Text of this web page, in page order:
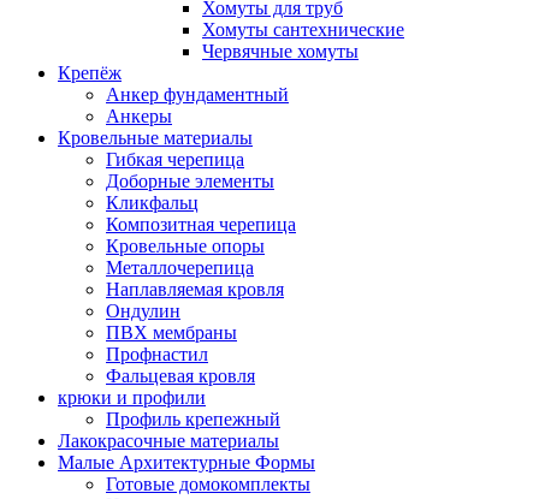
Хомуты для труб
Хомуты сантехнические
Червячные хомуты
Крепёж
Анкер фундаментный
Анкеры
Кровельные материалы
Гибкая черепица
Доборные элементы
Кликфальц
Композитная черепица
Кровельные опоры
Металлочерепица
Наплавляемая кровля
Ондулин
ПВХ мембраны
Профнастил
Фальцевая кровля
крюки и профили
Профиль крепежный
Лакокрасочные материалы
Малые Архитектурные Формы
Готовые домокомплекты